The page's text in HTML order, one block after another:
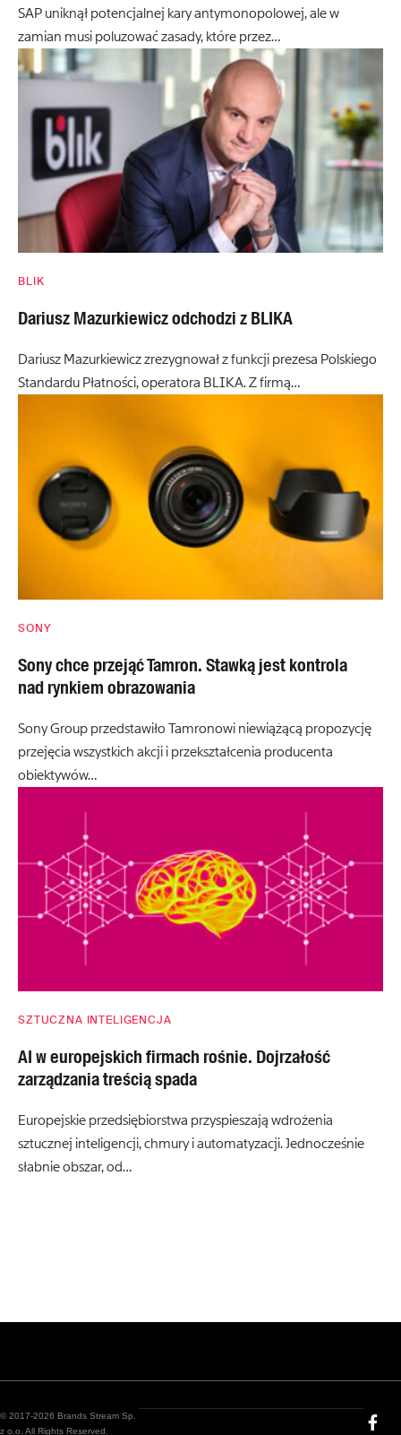
SAP uniknął potencjalnej kary antymonopolowej, ale w
zamian musi poluzować zasady, które przez…
BLIK
Dariusz Mazurkiewicz odchodzi z BLIKA
Dariusz Mazurkiewicz zrezygnował z funkcji prezesa Polskiego
Standardu Płatności, operatora BLIKA. Z firmą…
SONY
Sony chce przejąć Tamron. Stawką jest kontrola
nad rynkiem obrazowania
Sony Group przedstawiło Tamronowi niewiążącą propozycję
przejęcia wszystkich akcji i przekształcenia producenta
obiektywów…
SZTUCZNA INTELIGENCJA
AI w europejskich firmach rośnie. Dojrzałość
zarządzania treścią spada
Europejskie przedsiębiorstwa przyspieszają wdrożenia
sztucznej inteligencji, chmury i automatyzacji. Jednocześnie
słabnie obszar, od…
© 2017-2026 Brands Stream Sp.
z o.o. All Rights Reserved.